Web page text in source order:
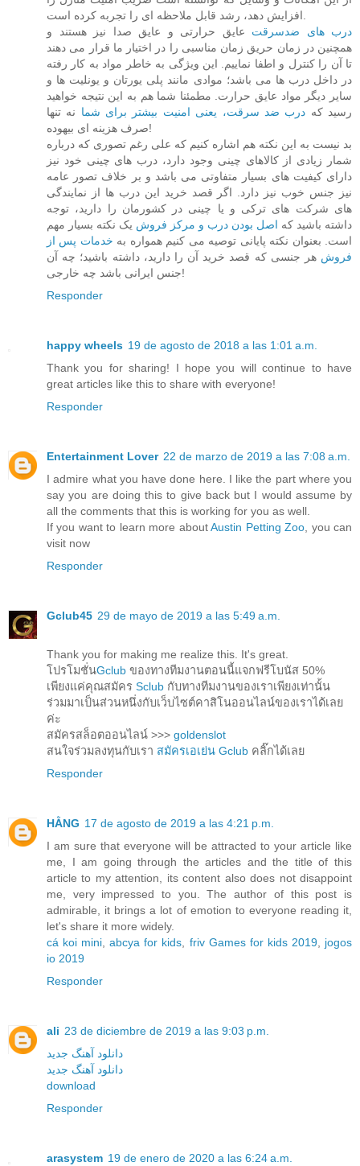
افزایش دهد، رشد قابل ملاحظه ای را تجربه کرده است.
درب های ضدسرقت عایق حرارتی و عایق صدا نیز هستند و
همچنین در زمان حریق زمان مناسبی را در اختیار ما قرار می دهند
تا آن را کنترل و اطفا نماییم. این ویژگی به خاطر مواد به کار رفته
در داخل درب ها می باشد؛ موادی مانند پلی یورتان و یونلیت ها و
سایر دیگر مواد عایق حرارت. مطمئنا شما هم به این نتیجه خواهید
رسید که درب ضد سرقت، یعنی امنیت بیشتر برای شما نه تنها
صرف هزینه ای بیهوده!
بد نیست به این نکته هم اشاره کنیم که علی رغم تصوری که درباره
شمار زیادی از کالاهای چینی وجود دارد، درب های چینی خود نیز
دارای کیفیت های بسیار متفاوتی می باشد و بر خلاف تصور عامه
نیز جنس خوب نیز دارد. اگر قصد خرید این درب ها از نمایندگی
های شرکت های ترکی و یا چینی در کشورمان را دارید، توجه
داشته باشید که اصل بودن درب و مرکز فروش یک نکته بسیار مهم
است. بعنوان نکته پایانی توصیه می کنیم همواره به خدمات پس از
فروش هر جنسی که قصد خرید آن را دارید، داشته باشید؛ چه آن
جنس ایرانی باشد چه خارجی!
Responder
happy wheels 19 de agosto de 2018 a las 1:01 a.m.
Thank you for sharing! I hope you will continue to have
great articles like this to share with everyone!
Responder
Entertainment Lover 22 de marzo de 2019 a las 7:08 a.m.
I admire what you have done here. I like the part where you
say you are doing this to give back but I would assume by
all the comments that this is working for you as well.
If you want to learn more aboutAustin Petting Zoo, you can
visit now
Responder
Gclub45 29 de mayo de 2019 a las 5:49 a.m.
Thank you for making me realize this. It's great.
โปรโมชั่นGclub ของทางทีมงานตอนนี้แจกฟรีโบนัส 50%
เพียงแค่คุณสมัคร Sclub กับทางทีมงานของเราเพียงเท่านั้น
ร่วมมาเป็นส่วนหนึ่งกับเว็บไซต์คาสิโนออนไลน์ของเราได้เลย
ค่ะ
สมัครสล็อตออนไลน์ >>> goldenslot
สนใจร่วมลงทุนกับเรา สมัครเอเย่น Gclub คลิ๊กได้เลย
Responder
HẰNG 17 de agosto de 2019 a las 4:21 p.m.
I am sure that everyone will be attracted to your article like
me, I am going through the articles and the title of this
article to my attention, its content also does not disappoint
me, very impressed to you. The author of this post is
admirable, it brings a lot of emotion to everyone reading it,
let's share it more widely.
cá koi mini,abcya for kids, friv Games for kids 2019, jogos
io 2019
Responder
ali 23 de diciembre de 2019 a las 9:03 p.m.
دانلود آهنگ جدید
دانلود آهنگ جدید
download
Responder
arasystem 19 de enero de 2020 a las 6:24 a.m.